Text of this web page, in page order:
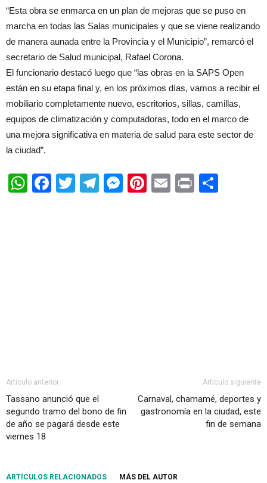
“Esta obra se enmarca en un plan de mejoras que se puso en
marcha en todas las Salas municipales y que se viene realizando
de manera aunada entre la Provincia y el Municipio”, remarcó el
secretario de Salud municipal, Rafael Corona.
El funcionario destacó luego que “las obras en la SAPS Open
están en su etapa final y, en los próximos días, vamos a recibir el
mobiliario completamente nuevo, escritorios, sillas, camillas,
equipos de climatización y computadoras, todo en el marco de
una mejora significativa en materia de salud para este sector de
la ciudad”.
WhatsApp
Facebook
TwitterTelegram
Messenger
Pinterest
EmailPrint
Artículo anterior
Tassano anunció que el
segundo tramo del bono de fin
de año se pagará desde este
viernes 18
Artículo siguiente
Carnaval, chamamé, deportes y
gastronomía en la ciudad, este
fin de semana
ARTÍCULOS RELACIONADOS MÁS DEL AUTOR